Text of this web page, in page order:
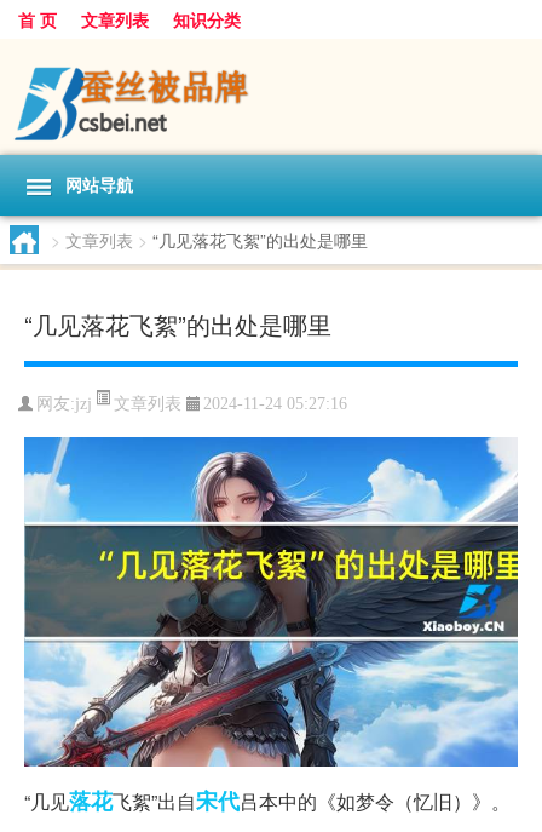
首 页 文章列表 知识分类
网站导航
> 文章列表 > “几见落花飞絮”的出处是哪里
“几见落花飞絮”的出处是哪里
网友:jzj 文章列表 2024-11-24 05:27:16
“几见落花飞絮”出自宋代吕本中的《如梦令（忆旧）》。